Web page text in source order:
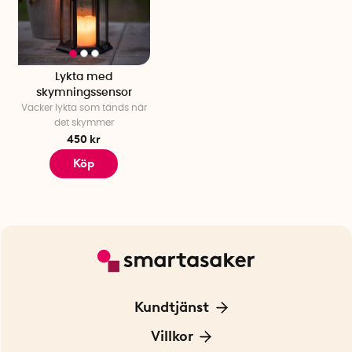
Lykta med
skymningssensor
Vacker lykta som tänds när
det skymmer
450 kr
Köp
Kundtjänst
Kontakta oss
Villkor